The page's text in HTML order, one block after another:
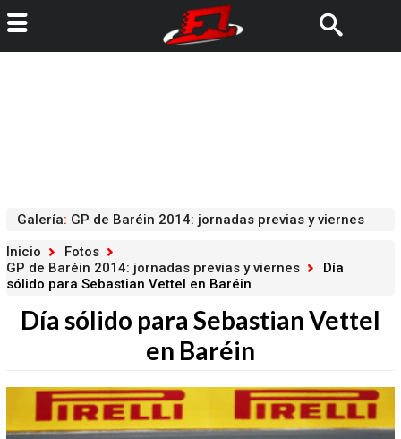
Galería: GP de Baréin 2014: jornadas previas y viernes
Inicio
Fotos
GP de Baréin 2014: jornadas previas y viernes
Día
sólido para Sebastian Vettel en Baréin
Día sólido para Sebastian Vettel
en Baréin